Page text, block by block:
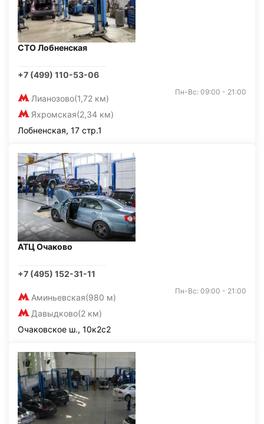
СТО Лобненская
+7 (499) 110-53-06
Лианозово(1,72 км)
Яхромская(2,34 км)
Пн-Вс: 09:00 - 21:00
Лобненская, 17 стр.1
АТЦ Очаково
+7 (495) 152-31-11
Аминьевская(980 м)
Давыдково(2 км)
Пн-Вс: 09:00 - 21:00
Очаковское ш., 10к2с2